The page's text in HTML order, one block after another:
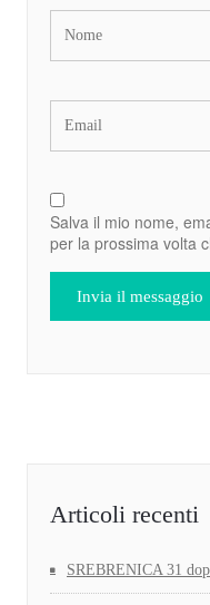
Salva il mio nome,
per la prossima volta
Articoli recenti
SREBRENICA 31